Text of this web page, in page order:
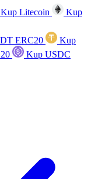
Kup Litecoin
Kup
ERC20
Kup
Kup USDC